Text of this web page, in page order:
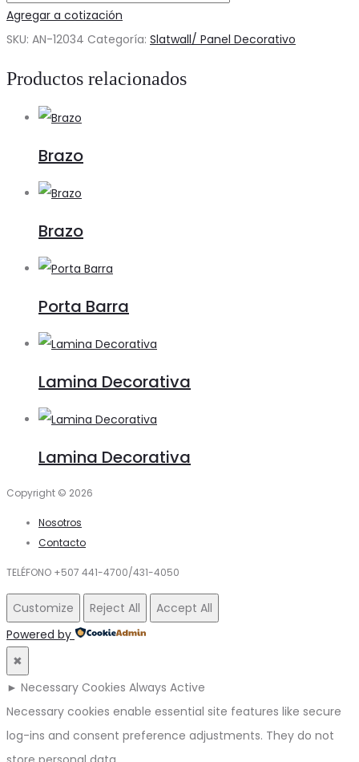
cantidad
Agregar a cotización
SKU: AN-12034 Categoría: Slatwall/ Panel Decorativo
Productos relacionados
Brazo
Brazo
Porta Barra
Lamina Decorativa
Lamina Decorativa
Copyright © 2026
Nosotros
Contacto
TELÉFONO +507 441-4700/431-4050
Customize Reject All
Accept All
Powered by
✖
► Necessary Cookies Always Active
Necessary cookies enable essential site features like secure
log-ins and consent preference adjustments. They do not